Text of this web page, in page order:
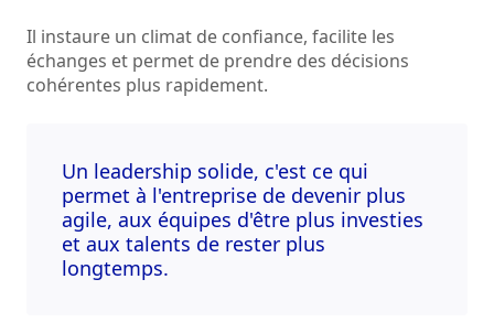
Il instaure un climat de confiance, facilite les
échanges et permet de prendre des décisions
cohérentes plus rapidement.
Un leadership solide, c'est ce qui
permet à l'entreprise de devenir plus
agile, aux équipes d'être plus investies
et aux talents de rester plus
longtemps.